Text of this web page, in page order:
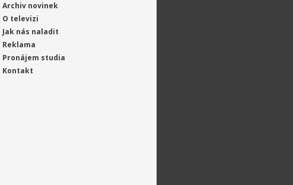
Archiv novinek
O televizi
Jak nás naladit
Reklama
Pronájem studia
Kontakt